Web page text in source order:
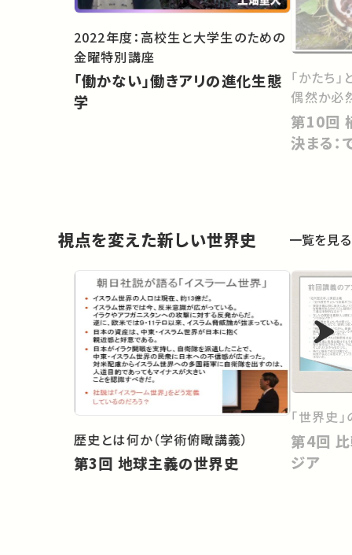
2022年度：高校生と大学生のための
金曜特別講座
「働かない」働きアリの進化生態
学
「かたち
偶然か必
第10回 植物の＜見かけ＞はどう
決まる：
視点を変えた新しい世界史 一覧を見る
歴史とは何か（学術俯瞰講義）
第3回 地球主義の世界史
「世界史
第4回 比較史のなかの日本・ア
ジア